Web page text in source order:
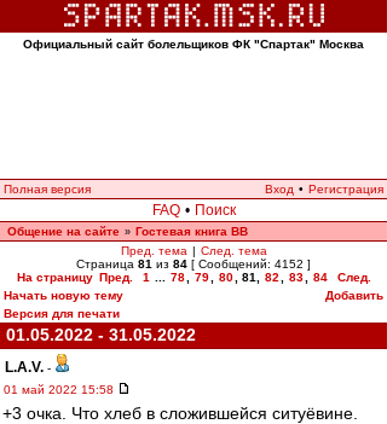
Официальный сайт болельщиков ФК "Спартак" Москва
Полная версия Вход • Регистрация
FAQ • Поиск
Общение на сайте » Гостевая книга ВВ
Пред. тема | След. тема
Страница 81 из 84 [ Сообщений: 4152 ]
На страницу Пред. 1 78 79 80 81 82 83 84
След.
Начать новую тему
Добавить
Версия для печати
01.05.2022 - 31.05.2022
L.А.V. -
01 май 2022 15:58
+3 очка. Что хлеб в сложившейся ситуёвине.